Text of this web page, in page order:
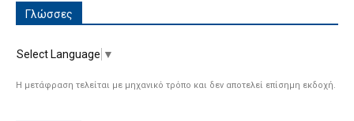
Γλώσσες
Select Language ▼
Η μετάφραση τελείται με μηχανικό τρόπο και δεν αποτελεί επίσημη εκδοχή.